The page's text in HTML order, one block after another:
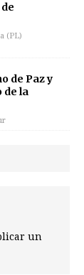
(PL)
de Paz y
de la
un